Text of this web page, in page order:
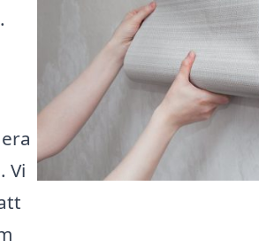
Vi